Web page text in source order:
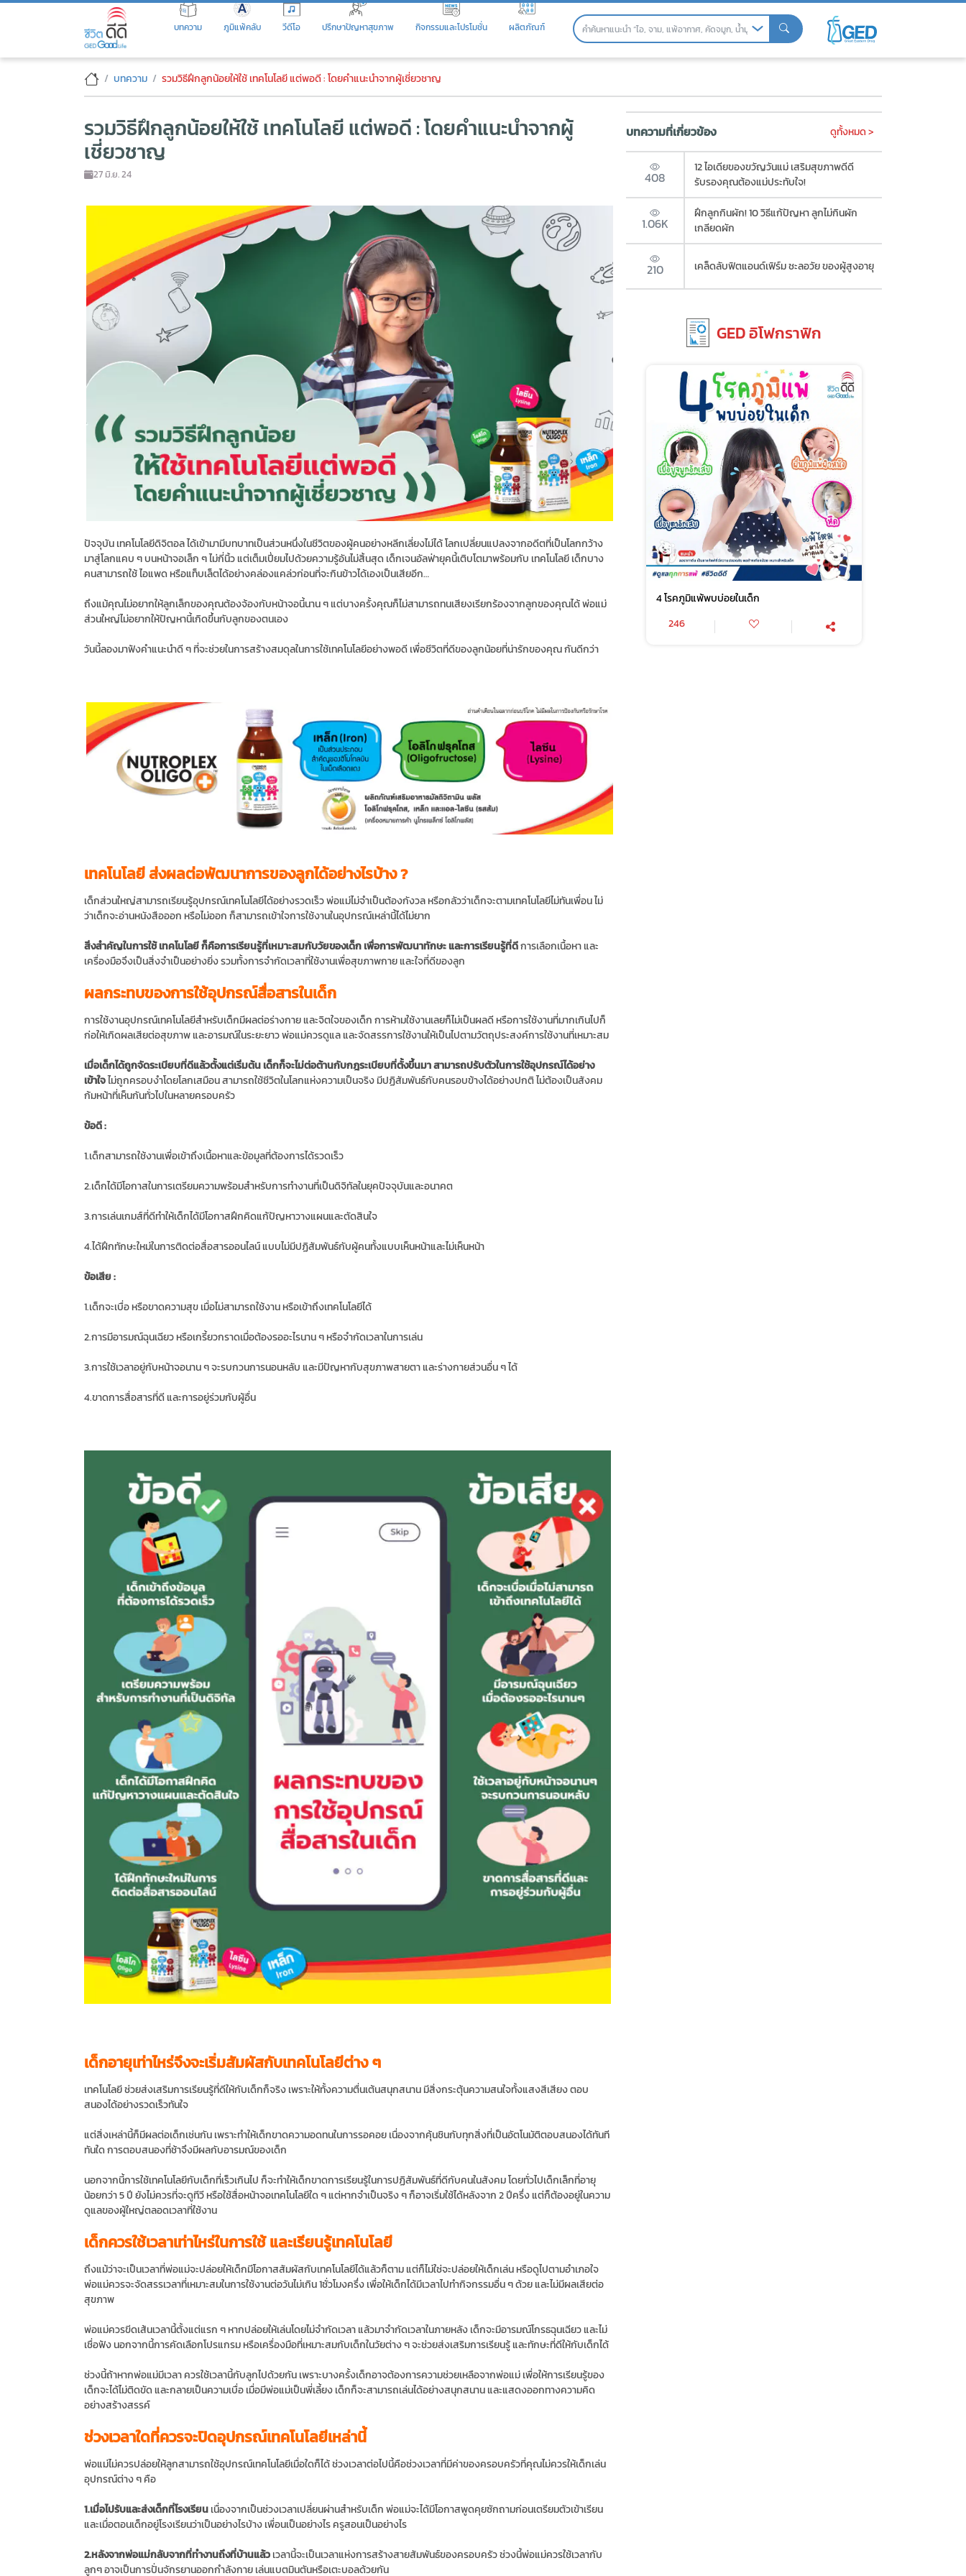
Skip
บทความ ภูมิแพ้คลับ วีดีโอ ปรึกษาปัญหาสุขภาพ กิจกรรมและโปรโมชั่น ผลิตภัณฑ์
รวมวิธีฝึกลูกน้อยให้ใช้ เทคโนโลยี แต่พอดี : โดยคำแนะนำจากผู้เชี่ยวชาญ
บทความ รวมวิธีฝึกลูกน้อยให้ใช้ เทคโนโลยี แต่พอดี : โดยคำแนะนำจากผู้เชี่ยวชาญ
รวมวิธีฝึกลูกน้อยให้ใช้ เทคโนโลยี แต่พอดี : โดยคำแนะนำจากผู้
เชี่ยวชาญ
27 มิ.ย. 24
ปัจจุบัน เทคโนโลยีดิจิตอล ได้เข้ามามีบทบาทเป็นส่วนหนึ่งในชีวิตของผู้คนอย่างหลีกเลี่ยงไม่ได้ โลกเปลี่ยนแปลงจากอดีตที่เป็นโลกกว้าง
มาสู่โลกแคบ ๆ บนหน้าจอเล็ก ๆ ไม่กี่นิ้ว แต่เต็มเปี่ยมไปด้วยความรู้อันไม่สิ้นสุด เด็กเจนอัลฟ่ายุคนี้เติบโตมาพร้อมกับ เทคโนโลยี เด็กบาง
คนสามารถใช้ ไอแพด หรือแท็บเล็ตได้อย่างคล่องแคล่วก่อนที่จะกินข้าวได้เองเป็นเสียอีก…
ถึงแม้คุณไม่อยากให้ลูกเล็กของคุณต้องจ้องกับหน้าจอนี้นาน ๆ แต่บางครั้งคุณก็ไม่สามารถทนเสียงเรียกร้องจากลูกของคุณได้ พ่อแม่
ส่วนใหญ่ไม่อยากให้ปัญหานี้เกิดขึ้นกับลูกของตนเอง
วันนี้ลองมาฟังคำแนะนำดี ๆ ที่จะช่วยในการสร้างสมดุลในการใช้เทคโนโลยีอย่างพอดี เพื่อชีวิตที่ดีของลูกน้อยที่น่ารักของคุณ กันดีกว่า
เทคโนโลยี ส่งผลต่อพัฒนาการของลูกได้อย่างไรบ้าง ?
เด็กส่วนใหญ่สามารถเรียนรู้อุปกรณ์เทคโนโลยีได้อย่างรวดเร็ว พ่อแม่ไม่จำเป็นต้องกังวล หรือกลัวว่าเด็กจะตามเทคโนโลยีไม่ทันเพื่อน ไม่
ว่าเด็กจะอ่านหนังสือออก หรือไม่ออก ก็สามารถเข้าใจการใช้งานในอุปกรณ์เหล่านี้ได้ไม่ยาก
สิ่งสำคัญในการใช้ เทคโนโลยี ก็คือการเรียนรู้ที่เหมาะสมกับวัยของเด็ก เพื่อการพัฒนาทักษะ และการเรียนรู้ที่ดีการเลือกเนื้อหา และ
เครื่องมือจึงเป็นสิ่งจำเป็นอย่างยิ่ง รวมทั้งการจำกัดเวลาที่ใช้งานเพื่อสุขภาพกาย และใจที่ดีของลูก
ผลกระทบของการใช้อุปกรณ์สื่อสารในเด็ก
การใช้งานอุปกรณ์เทคโนโลยีสำหรับเด็กมีผลต่อร่างกาย และจิตใจของเด็ก การห้ามใช้งานเลยก็ไม่เป็นผลดี หรือการใช้งานที่มากเกินไปก็
ก่อให้เกิดผลเสียต่อสุขภาพ และอารมณ์ในระยะยาว พ่อแม่ควรดูแล และจัดสรรการใช้งานให้เป็นไปตามวัตถุประสงค์การใช้งานที่เหมาะสม
เมื่อเด็กได้ถูกจัดระเบียบที่ดีแล้วตั้งแต่เริ่มต้น เด็กก็จะไม่ต่อต้านกับกฎระเบียบที่ตั้งขึ้นมา สามารถปรับตัวในการใช้อุปกรณ์ได้อย่าง
เข้าใจไม่ถูกครอบงำโดยโลกเสมือน สามารถใช้ชีวิตในโลกแห่งความเป็นจริง มีปฏิสัมพันธ์กับคนรอบข้างได้อย่างปกติ ไม่ต้องเป็นสังคม
ก้มหน้าที่เห็นกันทั่วไปในหลายครอบครัว
ข้อดี :
1.เด็กสามารถใช้งานเพื่อเข้าถึงเนื้อหาและข้อมูลที่ต้องการได้รวดเร็ว
2.เด็กได้มีโอกาสในการเตรียมความพร้อมสำหรับการทำงานที่เป็นดิจิทัลในยุคปัจจุบันและอนาคต
3.การเล่นเกมส์ที่ดีทำให้เด็กได้มีโอกาสฝึกคิดแก้ปัญหาวางแผนและตัดสินใจ
4.ได้ฝึกทักษะใหม่ในการติดต่อสื่อสารออนไลน์ แบบไม่มีปฏิสัมพันธ์กับผู้คนทั้งแบบเห็นหน้าและไม่เห็นหน้า
ข้อเสีย :
1.เด็กจะเบื่อ หรือขาดความสุข เมื่อไม่สามารถใช้งาน หรือเข้าถึงเทคโนโลยีได้
2.การมีอารมณ์ฉุนเฉียว หรือเกรี้ยวกราดเมื่อต้องรออะไรนาน ๆ หรือจำกัดเวลาในการเล่น
3.การใช้เวลาอยู่กับหน้าจอนาน ๆ จะรบกวนการนอนหลับ และมีปัญหากับสุขภาพสายตา และร่างกายส่วนอื่น ๆ ได้
4.ขาดการสื่อสารที่ดี และการอยู่ร่วมกับผู้อื่น
เด็กอายุเท่าไหร่จึงจะเริ่มสัมผัสกับเทคโนโลยีต่าง ๆ
เทคโนโลยี ช่วยส่งเสริมการเรียนรู้ที่ดีให้กับเด็กก็จริง เพราะให้ทั้งความตื่นเต้นสนุกสนาน มีสิ่งกระตุ้นความสนใจทั้งแสงสีเสียง ตอบ
สนองได้อย่างรวดเร็วทันใจ
แต่สิ่งเหล่านี้ก็มีผลต่อเด็กเช่นกัน เพราะทำให้เด็กขาดความอดทนในการรอคอย เนื่องจากคุ้นชินกับทุกสิ่งที่เป็นอัตโนมัติตอบสนองได้ทันที
ทันใด การตอบสนองที่ช้าจึงมีผลกับอารมณ์ของเด็ก
นอกจากนี้การใช้เทคโนโลยีกับเด็กที่เร็วเกินไป ก็จะทำให้เด็กขาดการเรียนรู้ในการปฏิสัมพันธ์ที่ดีกับคนในสังคม โดยทั่วไปเด็กเล็กที่อายุ
น้อยกว่า 5 ปี ยังไม่ควรที่จะดูทีวี หรือใช้สื่อหน้าจอเทคโนโลยีใด ๆ แต่หากจำเป็นจริง ๆ ก็อาจเริ่มใช้ได้หลังจาก 2 ปีครึ่ง แต่ก็ต้องอยู่ในความ
ดูแลของผู้ใหญ่ตลอดเวลาที่ใช้งาน
เด็กควรใช้เวลาเท่าไหร่ในการใช้ และเรียนรู้เทคโนโลยี
ถึงแม้ว่าจะเป็นเวลาที่พ่อแม่จะปล่อยให้เด็กมีโอกาสสัมผัสกับเทคโนโลยีได้แล้วก็ตาม แต่ก็ไม่ใช่จะปล่อยให้เด็กเล่น หรือดูไปตามอำเภอใจ
พ่อแม่ควรจะจัดสรรเวลาที่เหมาะสมในการใช้งานต่อวันไม่เกิน 1ชั่วโมงครึ่ง เพื่อให้เด็กได้มีเวลาไปทำกิจกรรมอื่น ๆ ด้วย และไม่มีผลเสียต่อ
สุขภาพ
พ่อแม่ควรขีดเส้นเวลานี้ตั้งแต่แรก ๆ หากปล่อยให้เล่นโดยไม่จำกัดเวลา แล้วมาจำกัดเวลาในภายหลัง เด็กจะมีอารมณ์โกรธฉุนเฉียว และไม่
เชื่อฟัง นอกจากนี้การคัดเลือกโปรแกรม หรือเครื่องมือที่เหมาะสมกับเด็กในวัยต่าง ๆ จะช่วยส่งเสริมการเรียนรู้ และทักษะที่ดีให้กับเด็กได้
ช่วงนี้ถ้าหากพ่อแม่มีเวลา ควรใช้เวลานี้กับลูกไปด้วยกัน เพราะบางครั้งเด็กอาจต้องการความช่วยเหลือจากพ่อแม่ เพื่อให้การเรียนรู้ของ
เด็กจะได้ไม่ติดขัด และกลายเป็นความเบื่อ เมื่อมีพ่อแม่เป็นพี่เลี้ยง เด็กก็จะสามารถเล่นได้อย่างสนุกสนาน และแสดงออกทางความคิด
อย่างสร้างสรรค์
ช่วงเวลาใดที่ควรจะปิดอุปกรณ์เทคโนโลยีเหล่านี้
พ่อแม่ไม่ควรปล่อยให้ลูกสามารถใช้อุปกรณ์เทคโนโลยีเมื่อใดก็ได้ ช่วงเวลาต่อไปนี้คือช่วงเวลาที่มีค่าของครอบครัวที่คุณไม่ควรให้เด็กเล่น
อุปกรณ์ต่าง ๆ คือ
1.เมื่อไปรับและส่งเด็กที่โรงเรียน เนื่องจากเป็นช่วงเวลาเปลี่ยนผ่านสำหรับเด็ก พ่อแม่จะได้มีโอกาสพูดคุยซักถามก่อนเตรียมตัวเข้าเรียน
และเมื่อตอนเด็กอยู่โรงเรียนว่าเป็นอย่างไรบ้าง เพื่อนเป็นอย่างไร ครูสอนเป็นอย่างไร
2.หลังจากพ่อแม่กลับจากที่ทำงานถึงที่บ้านแล้ว เวลานี้จะเป็นเวลาแห่งการสร้างสายสัมพันธ์ของครอบครัว ช่วงนี้พ่อแม่ควรใช้เวลากับ
ลูกๆ อาจเป็นการปั่นจักรยานออกกำลังกาย เล่นแบตมินตันหรือเตะบอลด้วยกัน
บทความที่เกี่ยวข้อง ดูทั้งหมด >
408
12 ไอเดียของขวัญวันแม่ เสริมสุขภาพดีดี
รับรองคุณต้องแม่ประทับใจ!
1.06K
ฝึกลูกกินผัก! 10 วิธีแก้ปัญหา ลูกไม่กินผัก
เกลียดผัก
210 เคล็ดลับฟิตแอนด์เฟิร์ม ชะลอวัย ของผู้สูงอายุ
GED อิโฟกราฟิก
4 โรคภูมิแพ้พบบ่อยในเด็ก
246